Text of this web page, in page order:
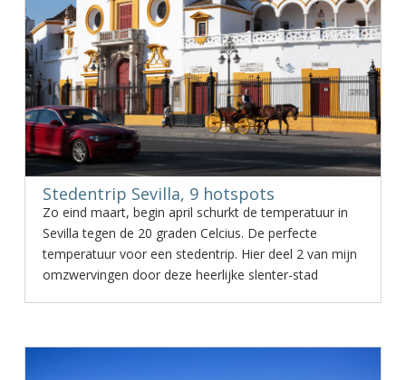
Stedentrip Sevilla, 9 hotspots
Zo eind maart, begin april schurkt de temperatuur in
Sevilla tegen de 20 graden Celcius. De perfecte
temperatuur voor een stedentrip. Hier deel 2 van mijn
omzwervingen door deze heerlijke slenter-stad